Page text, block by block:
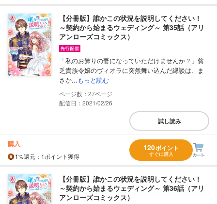
【分冊版】誰かこの状況を説明してください！
～契約から始まるウェディング～ 第35話（アリ
アンローズコミックス）
「私のお飾りの妻になっていただけませんか？」貧
乏貴族令嬢のヴィオラに突然舞い込んだ縁談は、ま
さか...もっと読む
27
配信日：2021/02/26
試し読み
購入
1%還元 ：1ポイント獲得
120ポイント
すぐに購入
【分冊版】誰かこの状況を説明してください！
～契約から始まるウェディング～ 第36話（アリ
アンローズコミックス）